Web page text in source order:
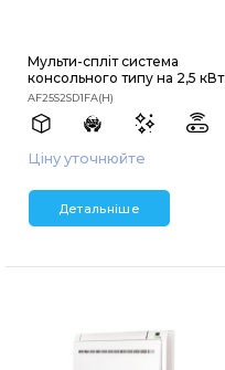
Мульти-спліт система
консольного типу на 2,5 кВт
AF25S2SD1FA(H)
Ціну уточнюйте
Детальніше